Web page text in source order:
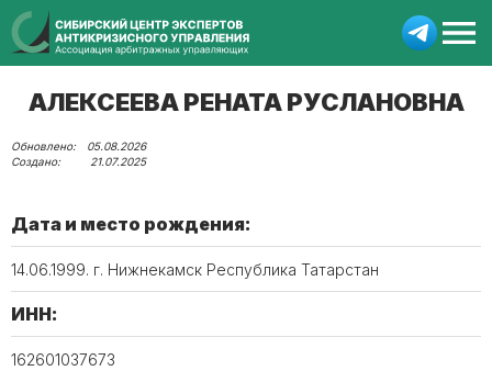
АЛЕКСЕЕВА РЕНАТА РУСЛАНОВНА
05.08.2026
21.07.2025
Дата и место рождения:
14.06.1999. г. Нижнекамск Республика Татарстан
ИНН:
162601037673